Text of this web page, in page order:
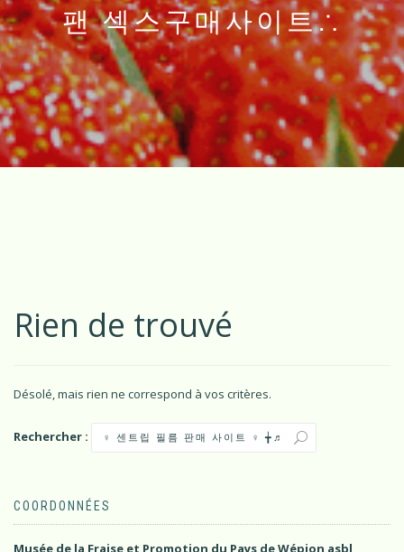
팬 섹스구매사이트∴
Rien de trouvé
Désolé, mais rien ne correspond à vos critères.
Rechercher :
COORDONNÉES
Musée de la Fraise et Promotion du Pays de Wépion asbl